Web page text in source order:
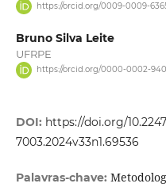
https://orcid.org/0009-0009-
Bruno Silva Leite
UFRPE
https://orcid.org/0000-0002-
DOI: https://doi.org/
7003.2024v33n1.69536
Palavras-chave: